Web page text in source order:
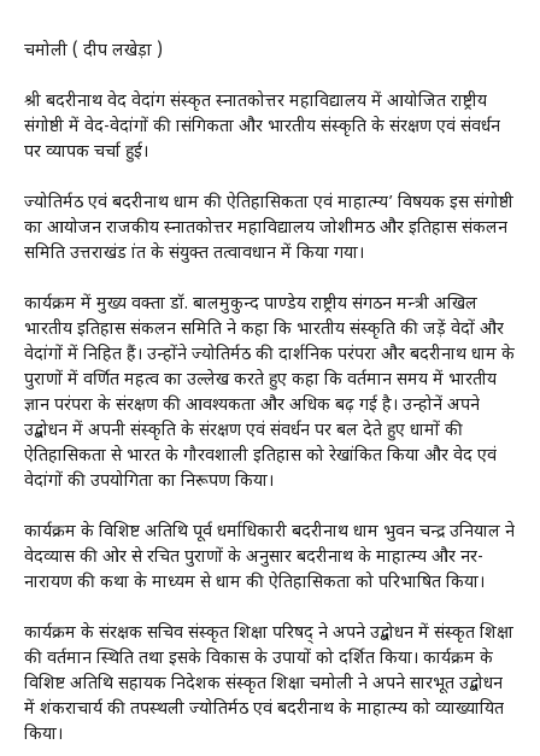
चमोली ( प्रदीप लखेड़ा )
श्री बदरीनाथ वेद वेदांग संस्कृत स्नातकोत्तर महाविद्यालय में आयोजित राष्ट्रीय
संगोष्ठी में वेद-वेदांगों की प्रासंगिकता और भारतीय संस्कृति के संरक्षण एवं संवर्धन
पर व्यापक चर्चा हुई।
ज्योतिर्मठ एवं बदरीनाथ धाम की ऐतिहासिकता एवं माहात्म्य’ विषयक इस संगोष्ठी
का आयोजन राजकीय स्नातकोत्तर महाविद्यालय जोशीमठ और इतिहास संकलन
समिति उत्तराखंड प्रांत के संयुक्त तत्वावधान में किया गया।
कार्यक्रम में मुख्य वक्ता डॉ. बालमुकुन्द पाण्डेय राष्ट्रीय संगठन मन्त्री अखिल
भारतीय इतिहास संकलन समिति ने कहा कि भारतीय संस्कृति की जड़ें वेदों और
वेदांगों में निहित हैं। उन्होंने ज्योतिर्मठ की दार्शनिक परंपरा और बदरीनाथ धाम के
पुराणों में वर्णित महत्व का उल्लेख करते हुए कहा कि वर्तमान समय में भारतीय
ज्ञान परंपरा के संरक्षण की आवश्यकता और अधिक बढ़ गई है। उन्होनें अपने
उद्बोधन में अपनी संस्कृति के संरक्षण एवं संवर्धन पर बल देते हुए धामों की
ऐतिहासिकता से भारत के गौरवशाली इतिहास को रेखांकित किया और वेद एवं
वेदांगों की उपयोगिता का निरूपण किया।
कार्यक्रम के विशिष्ट अतिथि पूर्व धर्माधिकारी बदरीनाथ धाम भुवन चन्द्र उनियाल ने
वेदव्यास की ओर से रचित पुराणों के अनुसार बदरीनाथ के माहात्म्य और नर-
नारायण की कथा के माध्यम से धाम की ऐतिहासिकता को परिभाषित किया।
कार्यक्रम के संरक्षक सचिव संस्कृत शिक्षा परिषद् ने अपने उद्बोधन में संस्कृत शिक्षा
की वर्तमान स्थिति तथा इसके विकास के उपायों को प्रदर्शित किया। कार्यक्रम के
विशिष्ट अतिथि सहायक निदेशक संस्कृत शिक्षा चमोली ने अपने सारभूत उद्बोधन
में शंकराचार्य की तपस्थली ज्योतिर्मठ एवं बदरीनाथ के माहात्म्य को व्याख्यायित
किया।